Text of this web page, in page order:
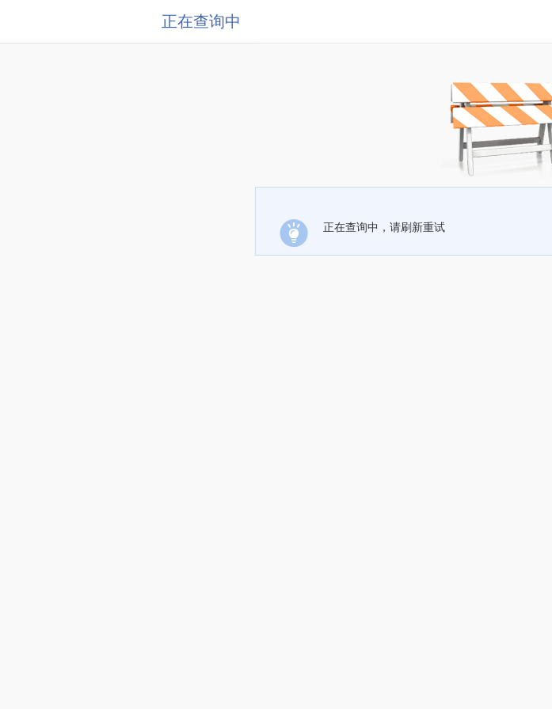
正在查询中
正在查询中，请刷新重试